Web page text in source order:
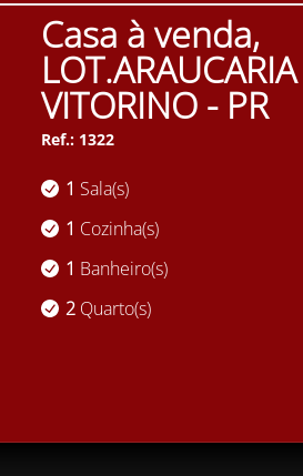
Casa à venda,
VITORINO - PR
Ref.: 1322
1 Sala(s)
1 Cozinha(s)
1 Banheiro(s)
2Quarto(s)